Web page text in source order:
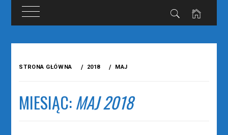
STRONA GŁÓWNA 2018 MAJ
MIESIĄC:MAJ 2018